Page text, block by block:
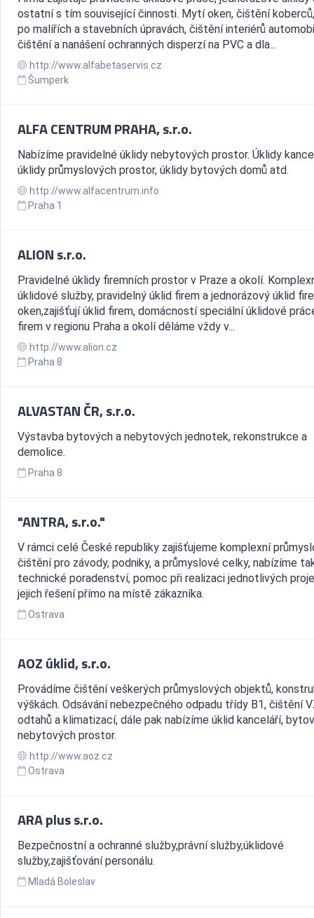
ostatní s tím související činnosti. Mytí oken, čištění
po malířích a stavebních úpravách, čištění interiérů
čištění a nanášení ochranných disperzí na PVC a dla...
http://www.alfabetaservis.cz
Šumperk
ALFA CENTRUM PRAHA, s.r.o.
Nabízíme pravidelné úklidy nebytových prostor. Úklidy
úklidy průmyslových prostor, úklidy bytových domů atd.
http://www.alfacentrum.info
Praha 1
ALION s.r.o.
Pravidelné úklidy firemních prostor v Praze a okolí.
úklidové služby, pravidelný úklid firem a jednorázový úklid
oken,zajišťují úklid firem, domácností speciální úklidové
firem v regionu Praha a okolí děláme vždy v...
http://www.alion.cz
Praha 8
ALVASTAN ČR, s.r.o.
Výstavba bytových a nebytových jednotek, rekonstrukce a
demolice.
Praha 8
"ANTRA, s.r.o."
V rámci celé České republiky zajišťujeme komplexní
čištění pro závody, podniky, a průmyslové celky, nabízíme
technické poradenství, pomoc při realizaci jednotlivých
jejich řešení přímo na místě zákazníka.
Ostrava
AOZ úklid, s.r.o.
Provádíme čištění veškerých průmyslových objektů,
výškách. Odsávání nebezpečného odpadu třídy B1, čištění
odtahů a klimatizací, dále pak nabízíme úklid kanceláří,
nebytových prostor.
http://www.aoz.cz
Ostrava
ARA plus s.r.o.
Bezpečnostní a ochranné služby,právní služby,úklidové
služby,zajišťování personálu.
Mladá Boleslav